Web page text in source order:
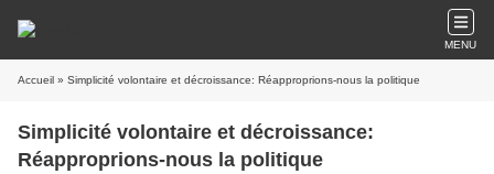
MENU
Accueil » Simplicité volontaire et décroissance: Réapproprions-nous la politique
Simplicité volontaire et décroissance:
Réapproprions-nous la politique